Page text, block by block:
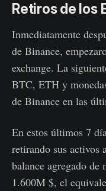
Retiros de los
Inmediatamente
de Binance,
exchange. La
BTC, ETH y
de Binance en las
En estos últimos 7
retirando sus activos
balance agregado de
1.600M $, el